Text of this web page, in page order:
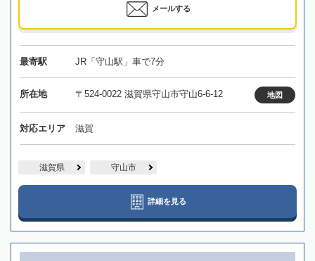
メールする
最寄駅 JR「守山駅」車で7分
所在地 〒524-0022 滋賀県守山市守山6-6-12 地図
対応エリア 滋賀
滋賀県 守山市
詳細を見る